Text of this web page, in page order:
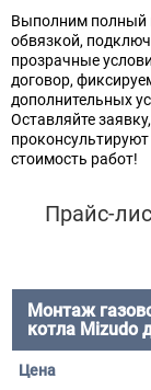
Выполним полный
обвязкой,
прозрачные
договор,
дополнительных
Оставляйте
стоимость работ!
Прайс-
Монтаж
котла Mizudo